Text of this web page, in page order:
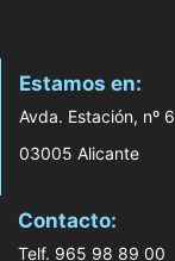
Estamos en:
Avda. Estación, nº 6
03005 Alicante
Contacto:
Telf. 965 98 89 00